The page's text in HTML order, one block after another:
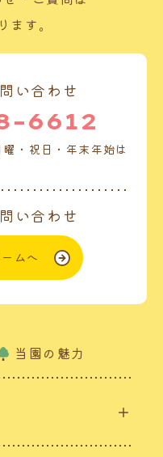
す。
い合わせ
6612
・祝日・年末年始は
い合わせ
ムへ
当園の魅力